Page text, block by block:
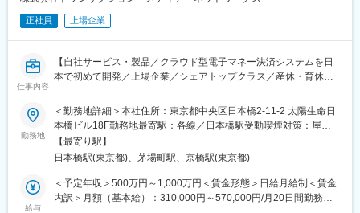
■働き方：
・フレックス(コアタイム：13:00～15:00)活用など、柔軟に働き
方をする社員が多数在籍しております。
■同社の成長戦略：
・同社は研究開発成果を基に特色あるテクノロジを確立して、自
動運転の実現に欠かせないセーフティソリューションを展開しま
す。同社は既存の大企業とは一線を画して単に規模を追うのでは
なく、業界各社に真に求められる「グローバルニッチャー」を志
向しています。
正社員 上場企業
仕事内容
【自社サービス・製品／クラウド型電子マネー決済システムを日
本で初めて開発／上場企業／シェアトップクラス／産休・育休取
み／フレックスタイム】
■業務内容
全社で進行するプロジェクトを横断的に俯瞰し、進捗・品質・リ
スクの統制を通じて、自社サービスの安定性と品質向上を率先い
ただける方を募集いたします。
個別プロジェクトの実行責任者ではなく、現場と伴走しながらプ
ロジェクト成功を支援する役割です。インシデント発生自体を抑
勤務地
＜勤務地詳細＞本社住所：東京都中央区日本橋2-11-2 太陽生命日
本橋ビル18F勤務地最寄駅：各線／日本橋駅受動喫煙対策：屋内
喫煙可能場所あり
【最寄り駅】
日本橋駅(東京都)、茅場町駅、京橋駅(東京都)
給与
＜予定年収＞500万円～1,000万円＜賃金形態＞日給月給制＜賃金
内訳＞月額（基本給）：310,000円～570,000円/月20日間勤務想